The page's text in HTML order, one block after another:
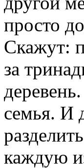
просто
Скажут:
за
семья. И
каждую